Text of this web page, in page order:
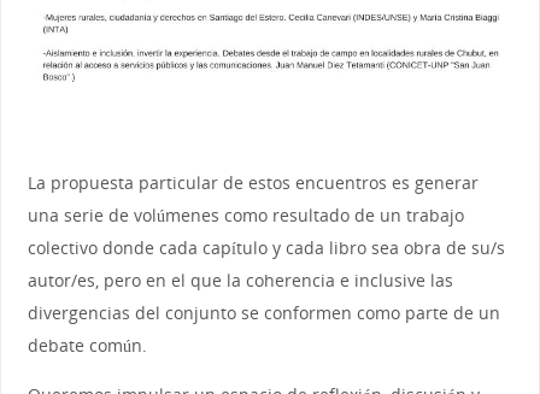
La propuesta particular de estos encuentros es generar
una serie de volúmenes como resultado de un trabajo
colectivo donde cada capítulo y cada libro sea obra de su/s
autor/es, pero en el que la coherencia e inclusive las
divergencias del conjunto se conformen como parte de un
debate común.